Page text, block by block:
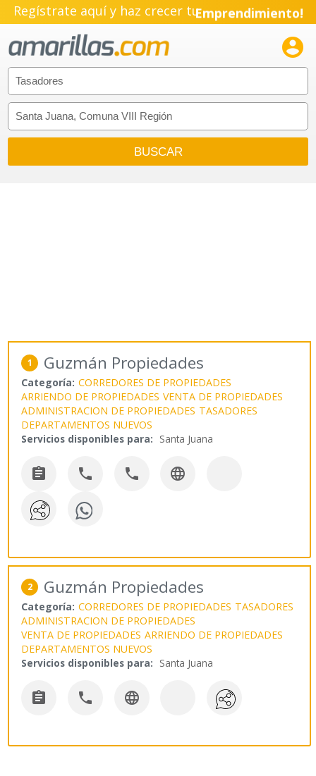
Regístrate aquí y haz crecer tuEmprendimiento!

1 Guzmán Propiedades
Categoría: CORREDORES DE PROPIEDADES
ARRIENDO DE PROPIEDADES VENTA DE PROPIEDADES
ADMINISTRACION DE PROPIEDADES TASADORES
DEPARTAMENTOS NUEVOS
Servicios disponibles para: Santa Juana
   
2 Guzmán Propiedades
Categoría: CORREDORES DE PROPIEDADES TASADORES
ADMINISTRACION DE PROPIEDADES
VENTA DE PROPIEDADES ARRIENDO DE PROPIEDADES
DEPARTAMENTOS NUEVOS
Servicios disponibles para: Santa Juana
  